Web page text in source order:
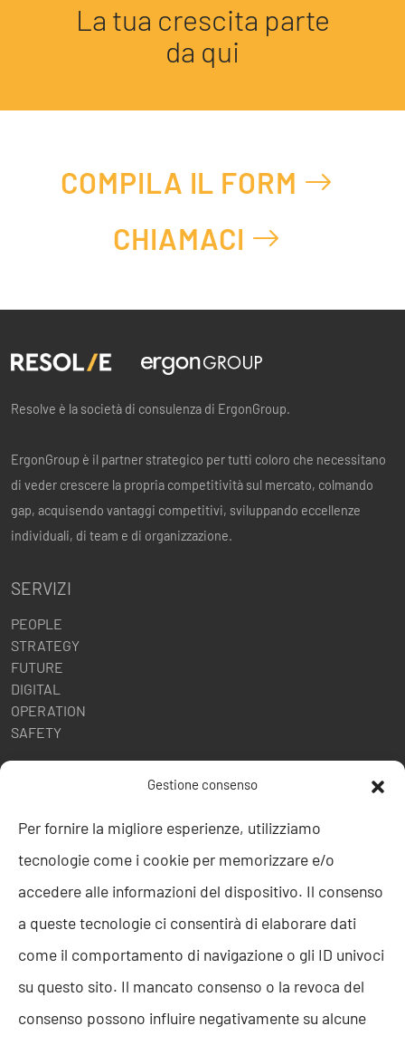
Gestione consenso
Per fornire la migliore esperienze, utilizziamo
tecnologie come i cookie per memorizzare e/o
accedere alle informazioni del dispositivo. Il consenso
a queste tecnologie ci consentirà di elaborare dati
come il comportamento di navigazione o gli ID univoci
su questo sito. Il mancato consenso o la revoca del
consenso possono influire negativamente su alcune
La tua crescita parte
da qui
COMPILA IL FORM
CHIAMACI
Resolve è la società di consulenza di ErgonGroup.
ErgonGroup è il partner strategico per tutti coloro che necessitano
di veder crescere la propria competitività sul mercato, colmando
gap, acquisendo vantaggi competitivi, sviluppando eccellenze
individuali, di team e di organizzazione.
SERVIZI
PEOPLE
STRATEGY
FUTURE
DIGITAL
OPERATION
SAFETY
POLITICHE AZIENDALI
ISO 27001
Codice etico
Segnalazione Whistleblowing
Politica per la Parità di Genere
Politica per la sicurezza delle informazioni
TEAM RESOLVE